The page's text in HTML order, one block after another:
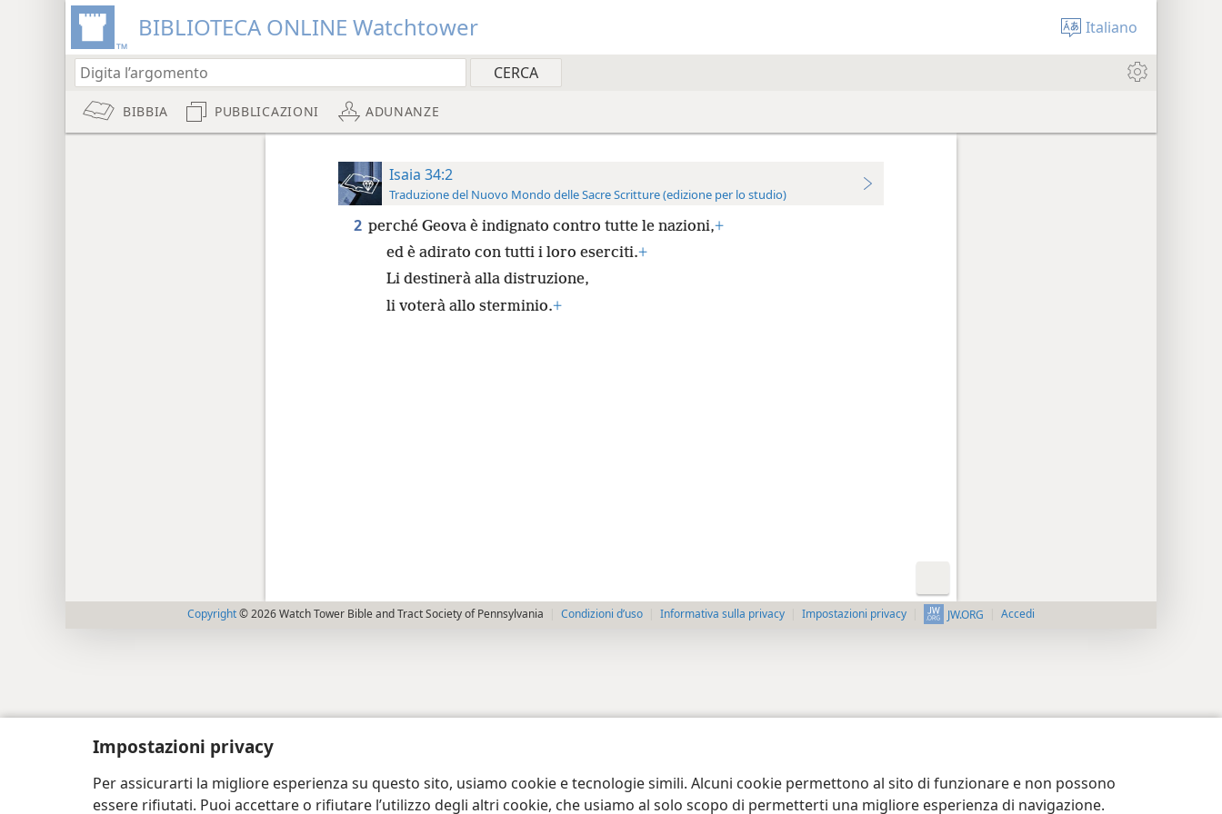
Impostazioni privacy
Per assicurarti la migliore esperienza su questo sito, usiamo cookie e tecnologie simili. Alcuni cookie permettono al sito di funzionare e non possono
essere rifiutati. Puoi accettare o rifiutare l’utilizzo degli altri cookie, che usiamo al solo scopo di permetterti una migliore esperienza di navigazione.
BIBLIOTECA ONLINE Watchtower Italiano
BIBBIA PUBBLICAZIONI ADUNANZE
Isaia 34:2
Traduzione del Nuovo Mondo delle Sacre Scritture (edizione per lo studio)
2 perché Geova è indignato contro tutte le nazioni,+
ed è adirato con tutti i loro eserciti.+
Li destinerà alla distruzione,
li voterà allo sterminio.+
Copyright© 2026 Watch Tower Bible and Tract Society of Pennsylvania Condizioni d’uso Informativa sulla privacy Impostazioni privacy JW.ORG Accedi